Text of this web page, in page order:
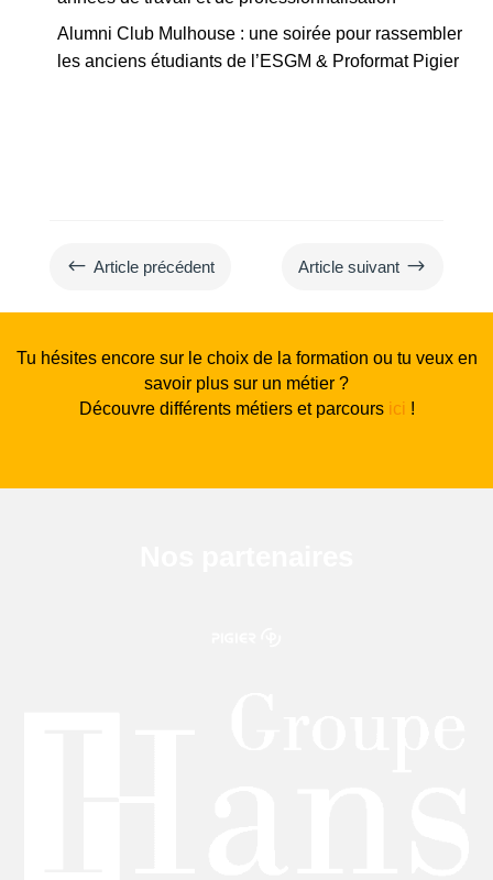
Alumni Club Mulhouse : une soirée pour rassembler
les anciens étudiants de l’ESGM & Proformat Pigier
# Article précédent Article suivant $
Tu hésites encore sur le choix de la formation ou tu veux en
savoir plus sur un métier ?
Découvre différents métiers et parcours ici !